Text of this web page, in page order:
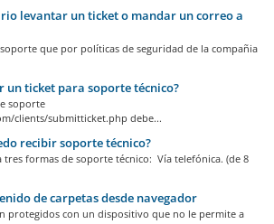
levantar un ticket o mandar un correo a
que por políticas de seguridad de la compañia
un ticket para soporte técnico?
soporte
clients/submitticket.php debe...
recibir soporte técnico?
tres formas de soporte técnico: Vía telefónica. (de 8
de carpetas desde navegador
protegidos con un dispositivo que no le permite a